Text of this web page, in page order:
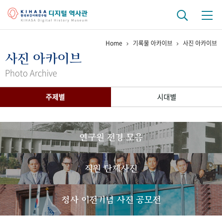
걸어온 길 기관 변천사
간행물 변천사
기록물 아카이브
사진 아카이브 문서 기록물 행정박물 영상 기록물
50+1 주년 기념
Home 기록물 아카이브 사진 아카이브
사진 아카이브
Photo Archive
주제별 시대별
연구원 전경 모음
직원 단체사진
청사 이전기념 사진 공모전